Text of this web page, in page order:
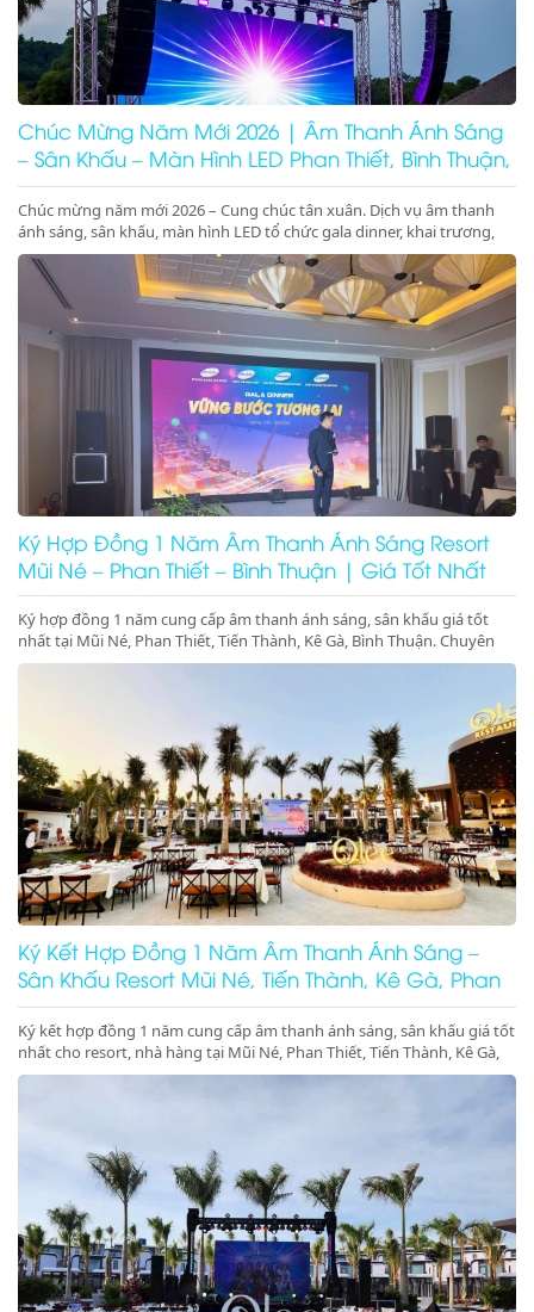
Chúc Mừng Năm Mới 2026 | Âm Thanh Ánh Sáng
– Sân Khấu – Màn Hình LED Phan Thiết, Bình Thuận,
Ninh Thuận
Chúc mừng năm mới 2026 – Cung chúc tân xuân. Dịch vụ âm thanh
ánh sáng, sân khấu, màn hình LED tổ chức gala dinner, khai trương,
khánh thành, động thổ tại Phan Thiết, Bình Thuận, Ninh Thuận. Giá
tốt – chuyên nghiệp – concept 2026
Ký Hợp Đồng 1 Năm Âm Thanh Ánh Sáng Resort
Mũi Né – Phan Thiết – Bình Thuận | Giá Tốt Nhất
Ký hợp đồng 1 năm cung cấp âm thanh ánh sáng, sân khấu giá tốt
nhất tại Mũi Né, Phan Thiết, Tiến Thành, Kê Gà, Bình Thuận. Chuyên
gala dinner, pool party, beach party resort chuyên nghiệp. Gọi ngay để
Ký Kết Hợp Đồng 1 Năm Âm Thanh Ánh Sáng –
Sân Khấu Resort Mũi Né, Tiến Thành, Kê Gà, Phan
Thiết, Ninh Thuận
Ký kết hợp đồng 1 năm cung cấp âm thanh ánh sáng, sân khấu giá tốt
nhất cho resort, nhà hàng tại Mũi Né, Phan Thiết, Tiến Thành, Kê Gà,
Ninh Thuận, Ninh Chữ, Phan Rang. Tổ chức gala dinner, pool party,